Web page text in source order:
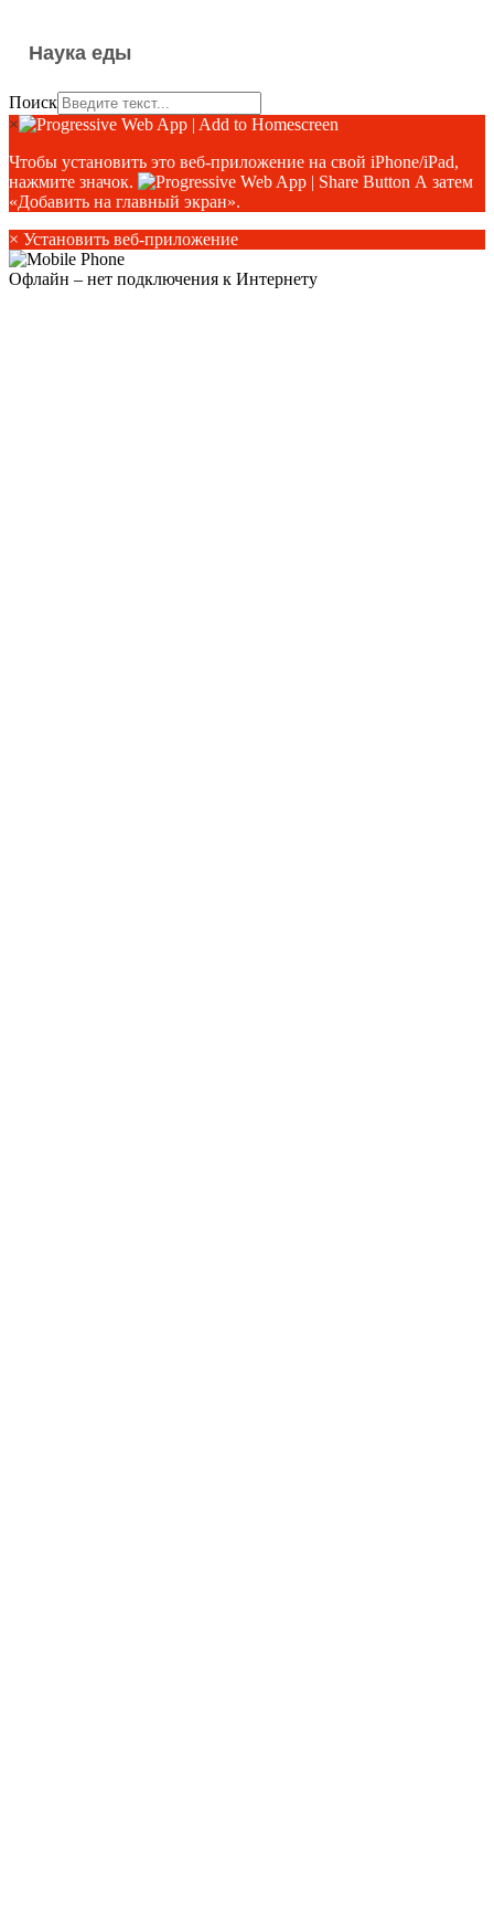
Наука еды
Поиск
×
Чтобы установить это веб-приложение на свой iPhone/iPad,
нажмите значок.
А затем
«Добавить на главный экран».
× Установить веб-приложение
Офлайн – нет подключения к Интернету